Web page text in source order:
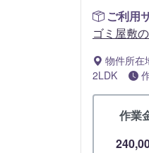
ご利用
ゴミ屋敷
物件所在
2LDK
作業